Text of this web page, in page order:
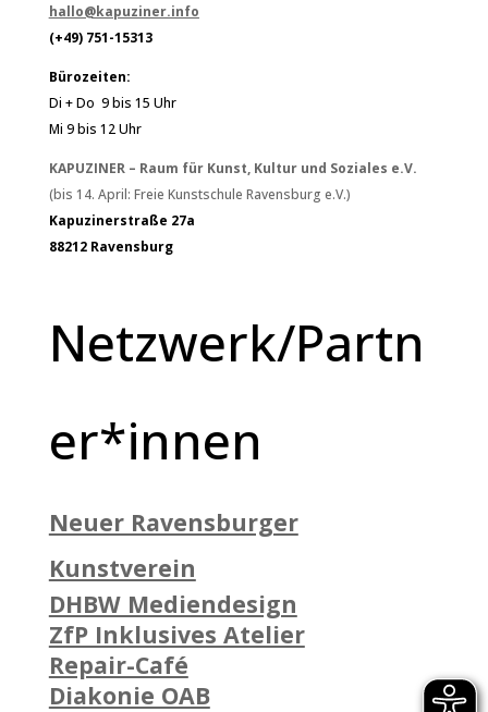
hallo@kapuziner.info
(+49) 751-15313
Bürozeiten:
Di + Do 9 bis 15 Uhr
Mi 9 bis 12 Uhr
KAPUZINER – Raum für Kunst, Kultur und Soziales e.V.
(bis 14. April: Freie Kunstschule Ravensburg e.V.)
Kapuzinerstraße 27a
88212 Ravensburg
Netzwerk/Partn
er*innen
Neuer Ravensburger
Kunstverein
DHBW Mediendesign
ZfP Inklusives Atelier
Repair-Café
Diakonie OAB